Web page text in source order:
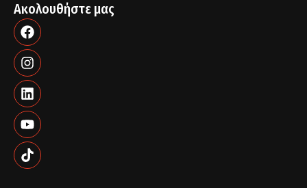
Ακολουθήστε μας